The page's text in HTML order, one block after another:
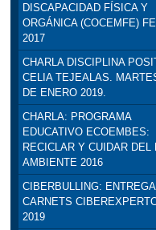
DISCAPACIDAD FÍSICA Y
ORGÁNICA (COCEMFE)
2017
CHARLA DISCIPLINA
CELIA TEJEALAS.
DE ENERO 2019.
CHARLA: PROGRAMA
EDUCATIVO ECOEMBES:
RECICLAR Y CUIDAR DEL
AMBIENTE 2016
CIBERBULLING:
CARNETS
2019